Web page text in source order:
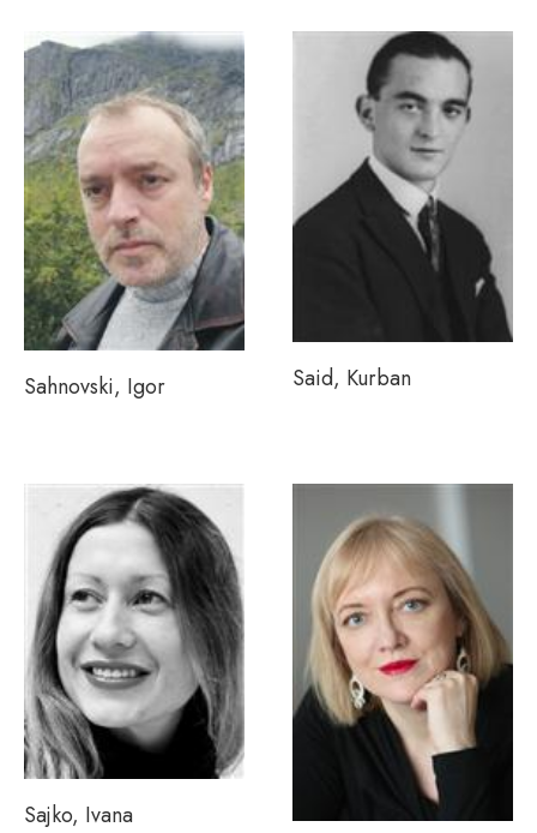
Sahnovski, Igor Said, Kurban
Sajko, Ivana